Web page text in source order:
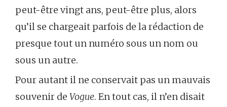
peut-être vingt ans, peut-être plus, alors
qu’il se chargeait parfois de la rédaction de
presque tout un numéro sous un nom ou
sous un autre.
Pour autant il ne conservait pas un mauvais
souvenir de Vogue. En tout cas, il n’en disait